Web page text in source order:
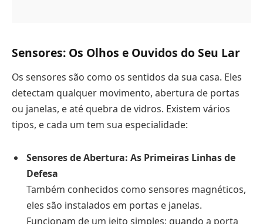
Sensores: Os Olhos e Ouvidos do Seu Lar
Os sensores são como os sentidos da sua casa. Eles
detectam qualquer movimento, abertura de portas
ou janelas, e até quebra de vidros. Existem vários
tipos, e cada um tem sua especialidade:
Sensores de Abertura: As Primeiras Linhas de
Defesa
Também conhecidos como sensores magnéticos,
eles são instalados em portas e janelas.
Funcionam de um jeito simples: quando a porta